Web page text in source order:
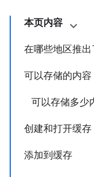
本页内容
在哪些地区推出
可以存储的内容
可以存储多少
创建和打开缓存
添加到缓存